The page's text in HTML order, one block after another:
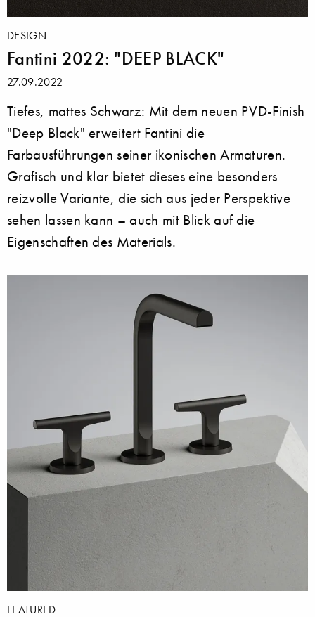
DESIGN
Fantini 2022: "DEEP BLACK"
27.09.2022
Tiefes, mattes Schwarz: Mit dem neuen PVD-Finish
"Deep Black" erweitert Fantini die
Farbausführungen seiner ikonischen Armaturen.
Grafisch und klar bietet dieses eine besonders
reizvolle Variante, die sich aus jeder Perspektive
sehen lassen kann – auch mit Blick auf die
Eigenschaften des Materials.
FEATURED